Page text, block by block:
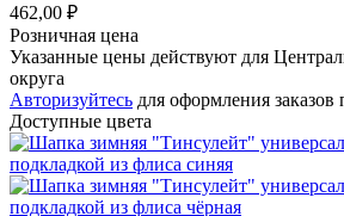
462,00 ₽
Розничная цена
Указанные цены действуют для
округа
Авторизуйтесь для оформления
Доступные цвета